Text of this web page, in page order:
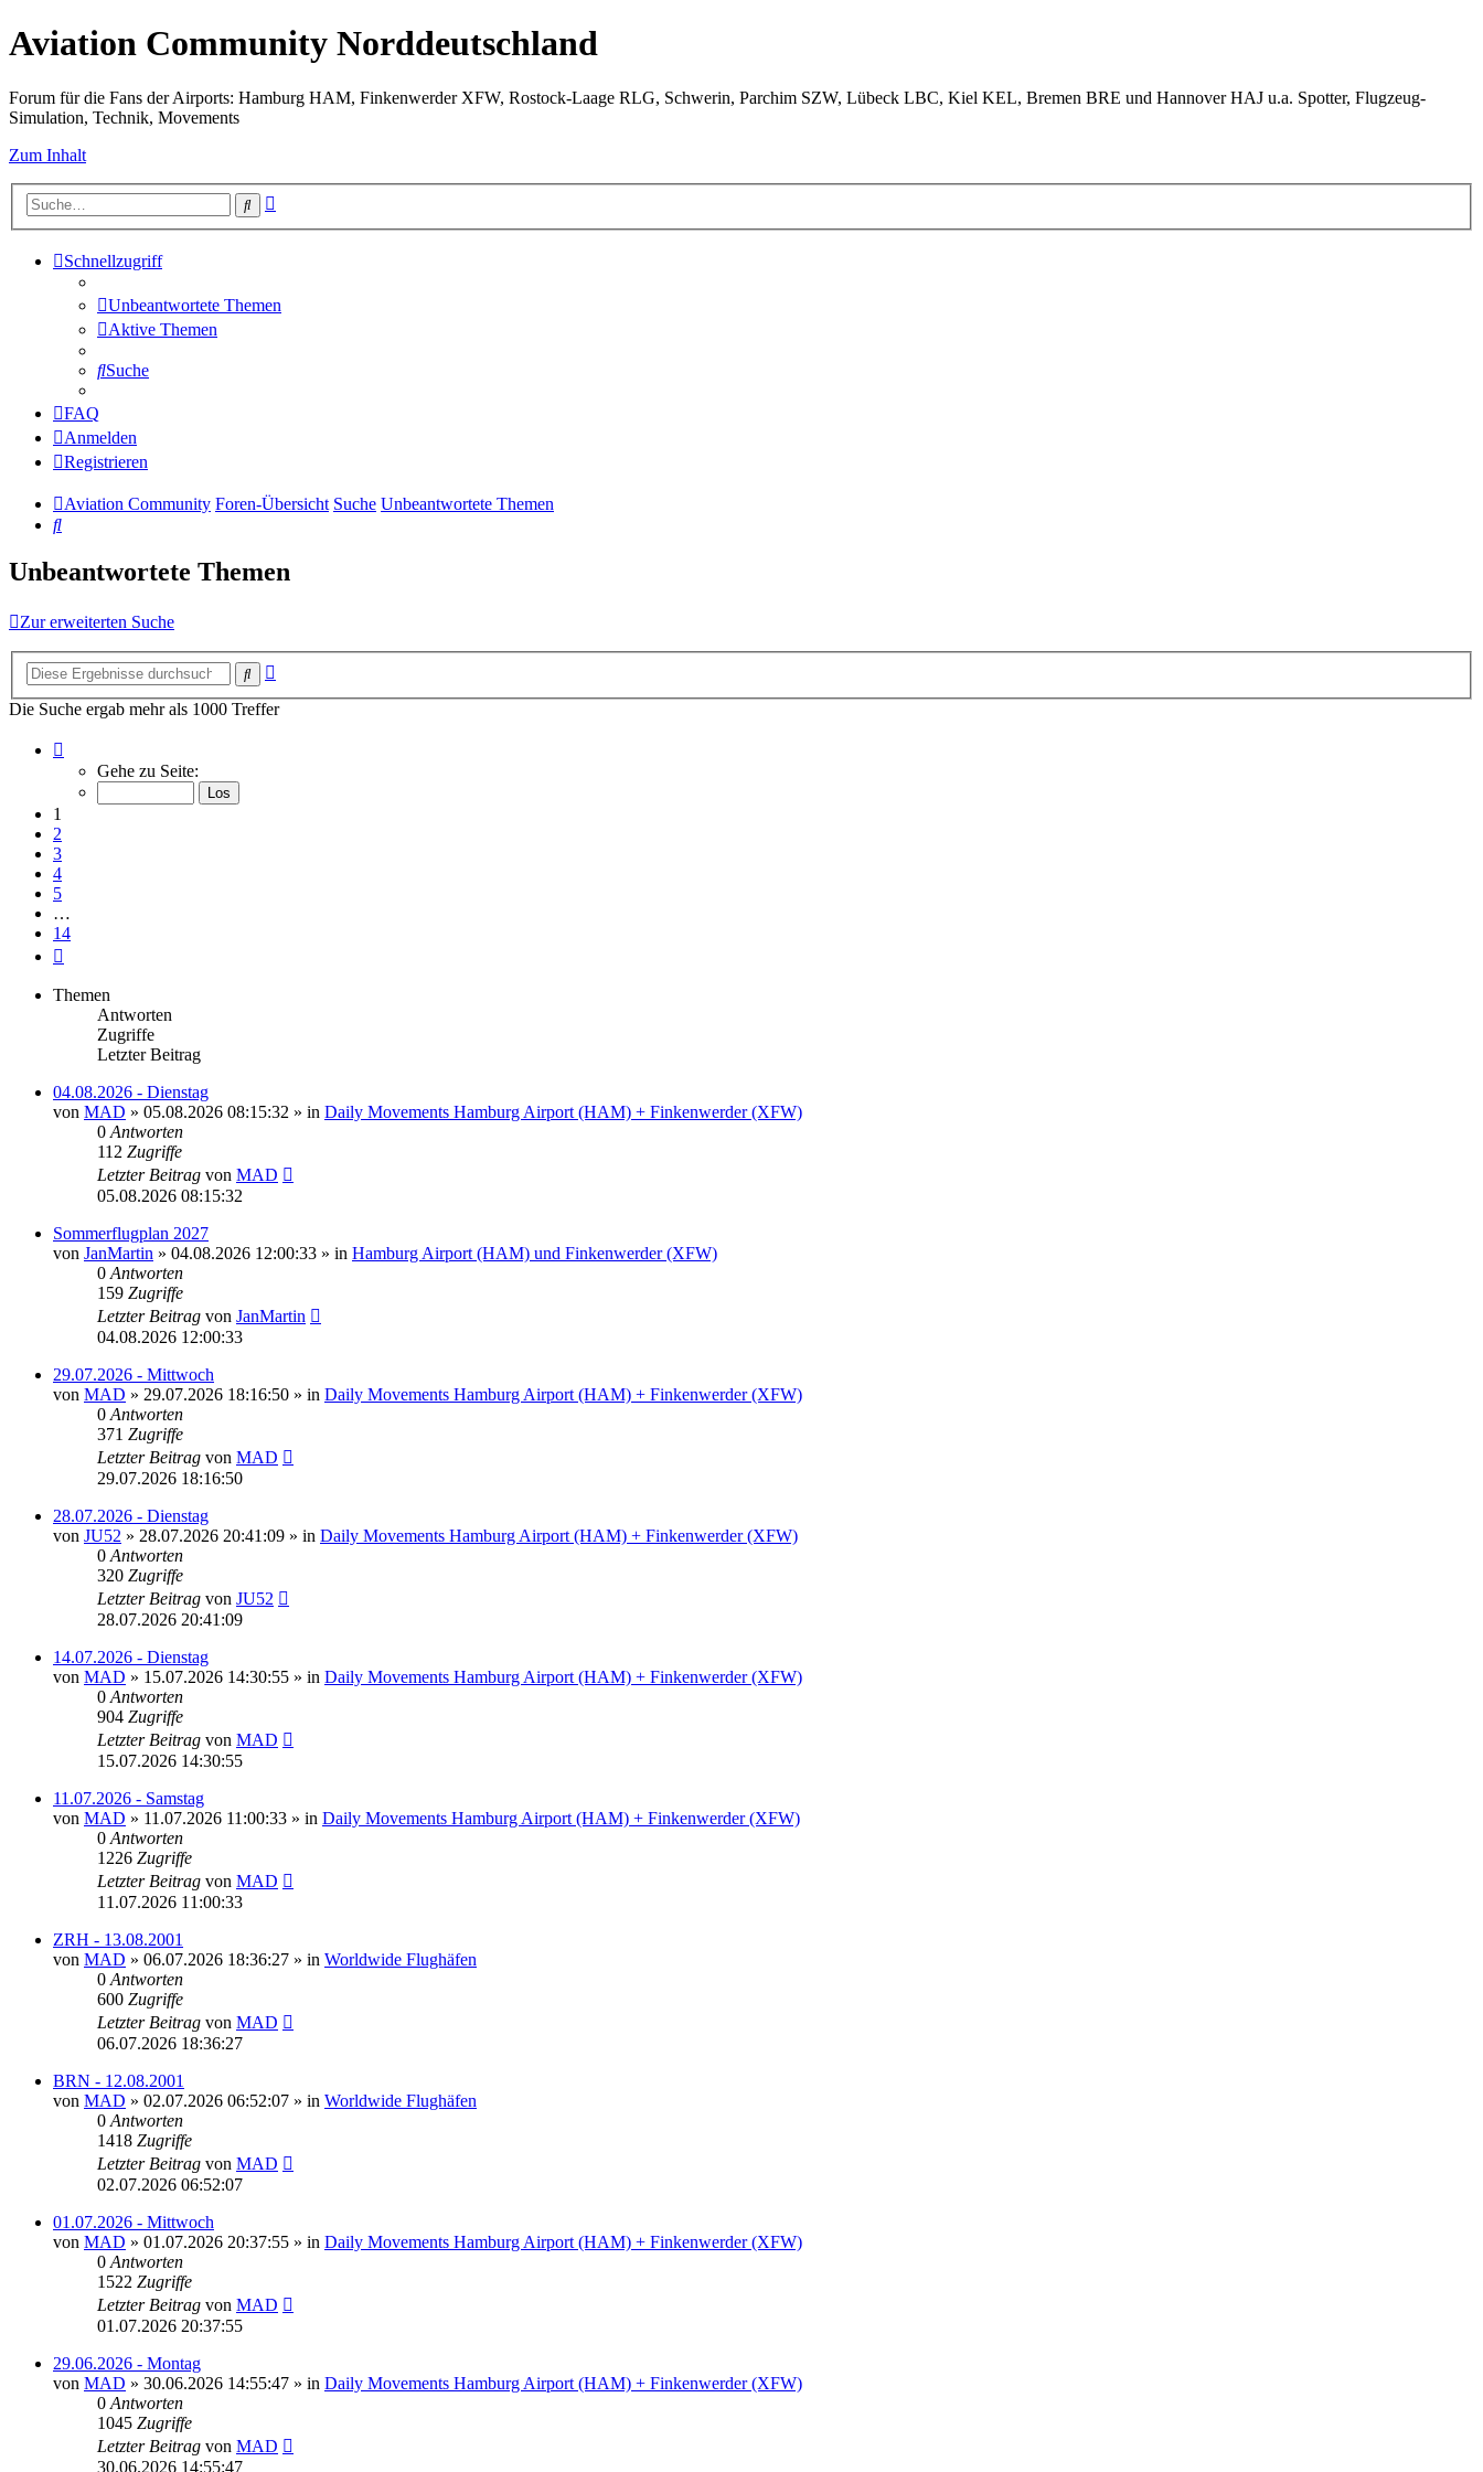
Aviation Community Norddeutschland
Forum für die Fans der Airports: Hamburg HAM, Finkenwerder XFW, Rostock-Laage RLG, Schwerin, Parchim SZW, Lübeck LBC, Kiel KEL, Bremen BRE und Hannover HAJ u.a. Spotter, Flugzeug-
Simulation, Technik, Movements
Zum Inhalt
Suche
Schnellzugriff
Unbeantwortete Themen
Aktive Themen
Suche
FAQ
Anmelden
Registrieren
Aviation Community Foren-Übersicht Suche Unbeantwortete Themen
Suche
Unbeantwortete Themen
Zur erweiterten Suche
Suche
Die Suche ergab mehr als 1000 Treffer
von
Gehe zu Seite:
1
2
3
4
5
…
14
Themen
Antworten
Zugriffe
Letzter Beitrag
04.08.2026 - Dienstag
von MAD » 05.08.2026 08:15:32 » in Daily Movements Hamburg Airport (HAM) + Finkenwerder (XFW)
0 Antworten
112 Zugriffe
Letzter Beitrag von MAD
05.08.2026 08:15:32
Sommerflugplan 2027
von JanMartin » 04.08.2026 12:00:33 » in Hamburg Airport (HAM) und Finkenwerder (XFW)
0 Antworten
159 Zugriffe
Letzter Beitrag von JanMartin
04.08.2026 12:00:33
29.07.2026 - Mittwoch
von MAD » 29.07.2026 18:16:50 » in Daily Movements Hamburg Airport (HAM) + Finkenwerder (XFW)
0 Antworten
371 Zugriffe
Letzter Beitrag von MAD
29.07.2026 18:16:50
28.07.2026 - Dienstag
von JU52 » 28.07.2026 20:41:09 » in Daily Movements Hamburg Airport (HAM) + Finkenwerder (XFW)
0 Antworten
320 Zugriffe
Letzter Beitrag von JU52
28.07.2026 20:41:09
14.07.2026 - Dienstag
von MAD » 15.07.2026 14:30:55 » in Daily Movements Hamburg Airport (HAM) + Finkenwerder (XFW)
0 Antworten
904 Zugriffe
Letzter Beitrag von MAD
15.07.2026 14:30:55
11.07.2026 - Samstag
von MAD » 11.07.2026 11:00:33 » in Daily Movements Hamburg Airport (HAM) + Finkenwerder (XFW)
0 Antworten
1226 Zugriffe
Letzter Beitrag von MAD
11.07.2026 11:00:33
ZRH - 13.08.2001
von MAD » 06.07.2026 18:36:27 » in Worldwide Flughäfen
0 Antworten
600 Zugriffe
Letzter Beitrag von MAD
06.07.2026 18:36:27
BRN - 12.08.2001
von MAD » 02.07.2026 06:52:07 » in Worldwide Flughäfen
0 Antworten
1418 Zugriffe
Letzter Beitrag von MAD
02.07.2026 06:52:07
01.07.2026 - Mittwoch
von MAD » 01.07.2026 20:37:55 » in Daily Movements Hamburg Airport (HAM) + Finkenwerder (XFW)
0 Antworten
1522 Zugriffe
Letzter Beitrag von MAD
01.07.2026 20:37:55
29.06.2026 - Montag
von MAD » 30.06.2026 14:55:47 » in Daily Movements Hamburg Airport (HAM) + Finkenwerder (XFW)
0 Antworten
1045 Zugriffe
Letzter Beitrag von MAD
30.06.2026 14:55:47